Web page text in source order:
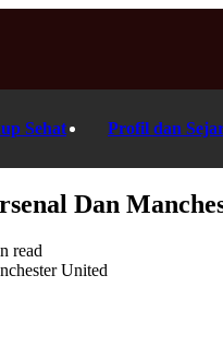
Sehat Profil dan
Dan
read